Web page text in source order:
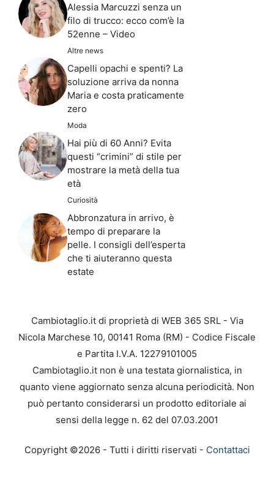
Alessia Marcuzzi senza un
filo di trucco: ecco com’è la
52enne – Video
Altre news
Capelli opachi e spenti? La
soluzione arriva da nonna
Maria e costa praticamente
zero
Moda
Hai più di 60 Anni? Evita
questi “crimini” di stile per
mostrare la metà della tua
età
Curiosità
Abbronzatura in arrivo, è
tempo di preparare la
pelle. I consigli dell’esperta
che ti aiuteranno questa
estate
Cambiotaglio.it di proprietà di WEB 365 SRL - Via
Nicola Marchese 10, 00141 Roma (RM) - Codice Fiscale
e Partita I.V.A. 12279101005
Cambiotaglio.it non è una testata giornalistica, in
quanto viene aggiornato senza alcuna periodicità. Non
può pertanto considerarsi un prodotto editoriale ai
sensi della legge n. 62 del 07.03.2001
Copyright ©2026 - Tutti i diritti riservati - Contattaci